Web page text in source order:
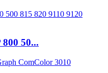
50...